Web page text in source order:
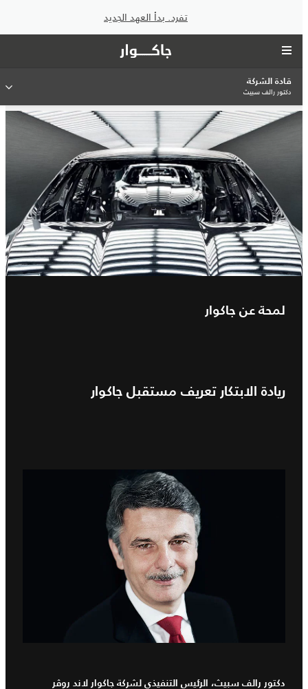
تفرد. بدأ العهد الجديد
قادة الشركة
دكتور رالف سبيث
لمحة عن جاكوار
ريادة الابتكار تعريف مستقبل جاكوار
دكتور رالف سبيث، الرئيس التنفيذي لشركة جاكوار لاند روڤر